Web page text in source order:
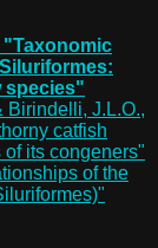
"Taxonomic
species"
Birindelli, J.L.O.,
catfish
its congeners"
of the